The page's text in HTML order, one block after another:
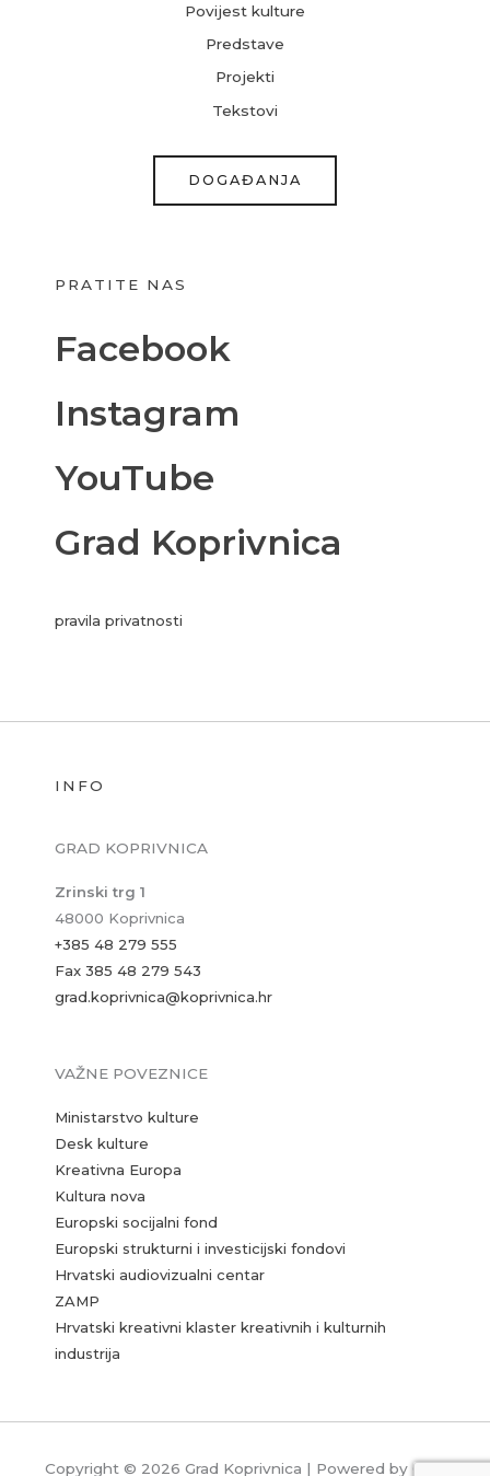
Povijest kulture
Predstave
Projekti
Tekstovi
DOGAĐANJA
PRATITE NAS
Facebook
Instagram
YouTube
Grad Koprivnica
pravila privatnosti
INFO
GRAD KOPRIVNICA
Zrinski trg 1
48000 Koprivnica
+385 48 279 555
Fax 385 48 279 543
grad.koprivnica@koprivnica.hr
VAŽNE POVEZNICE
Ministarstvo kulture
Desk kulture
Kreativna Europa
Kultura nova
Europski socijalni fond
Europski strukturni i investicijski fondovi
Hrvatski audiovizualni centar
ZAMP
Hrvatski kreativni klaster kreativnih i kulturnih
industrija
Copyright © 2026 Grad Koprivnica | Powered by Grad